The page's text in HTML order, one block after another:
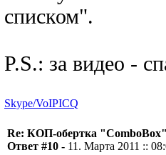
списком".
P.S.: за видео -
Skype/VoIPICQ
Re: КОП-обертка
Ответ #10 - 11. Марта 2011 ::